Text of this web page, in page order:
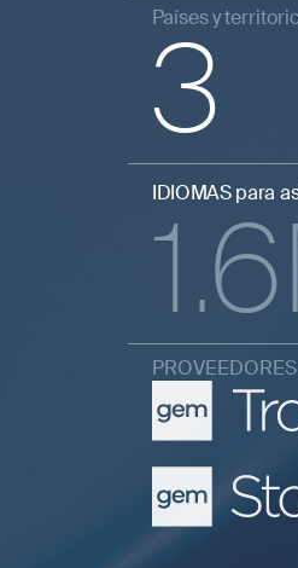
Países y
3
IDIOMAS para
1.6